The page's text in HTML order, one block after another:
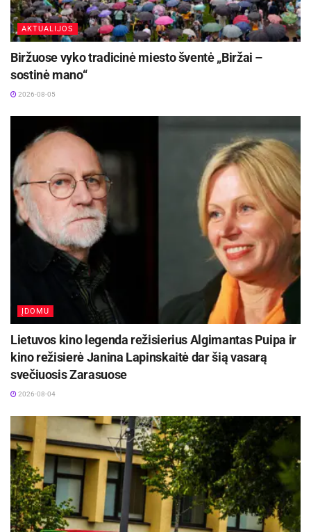
AKTUALIJOS
Biržuose vyko tradicinė miesto šventė „Biržai –
sostinė mano“
2026-08-05
ĮDOMU
Lietuvos kino legenda režisierius Algimantas Puipa ir
kino režisierė Janina Lapinskaitė dar šią vasarą
svečiuosis Zarasuose
2026-08-04